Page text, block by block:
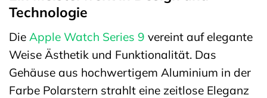
Technologie
Die Apple Watch Series 9 vereint auf elegante
Weise Ästhetik und Funktionalität. Das
Gehäuse aus hochwertigem Aluminium in der
Farbe Polarstern strahlt eine zeitlose Eleganz